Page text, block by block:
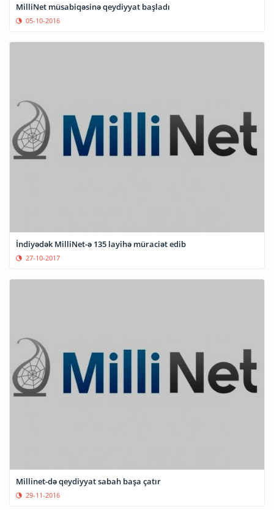
MilliNet müsabiqəsinə qeydiyyat başladı
05-10-2016
İndiyədək MilliNet-ə 135 layihə müraciət edib
27-10-2017
Millinet-də qeydiyyat sabah başa çatır
29-11-2016